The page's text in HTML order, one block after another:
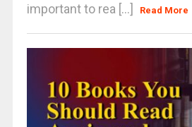
important to rea [...]
Read More